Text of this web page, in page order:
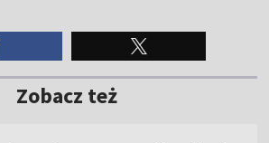
Zobacz też